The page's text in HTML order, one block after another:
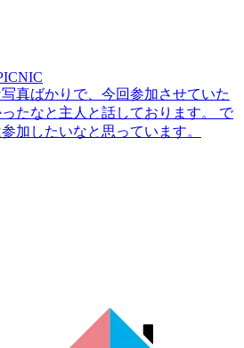
真ばかりで、今回参加させていた
たなと主人と話しております。 で
加したいなと思っています。